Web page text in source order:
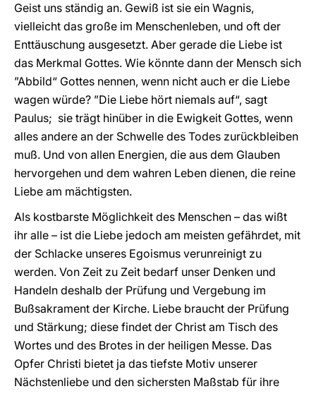
Geist uns ständig an. Gewiß ist sie ein Wagnis,
vielleicht das große im Menschenleben, und oft der
Enttäuschung ausgesetzt. Aber gerade die Liebe ist
das Merkmal Gottes. Wie könnte dann der Mensch sich
”Abbild“ Gottes nennen, wenn nicht auch er die Liebe
wagen würde? ”Die Liebe hört niemals auf“, sagt
Paulus; sie trägt hinüber in die Ewigkeit Gottes, wenn
alles andere an der Schwelle des Todes zurückbleiben
muß. Und von allen Energien, die aus dem Glauben
hervorgehen und dem wahren Leben dienen, die reine
Liebe am mächtigsten.
Als kostbarste Möglichkeit des Menschen – das wißt
ihr alle – ist die Liebe jedoch am meisten gefährdet, mit
der Schlacke unseres Egoismus verunreinigt zu
werden. Von Zeit zu Zeit bedarf unser Denken und
Handeln deshalb der Prüfung und Vergebung im
Bußsakrament der Kirche. Liebe braucht der Prüfung
und Stärkung; diese findet der Christ am Tisch des
Wortes und des Brotes in der heiligen Messe. Das
Opfer Christi bietet ja das tiefste Motiv unserer
Nächstenliebe und den sichersten Maßstab für ihre